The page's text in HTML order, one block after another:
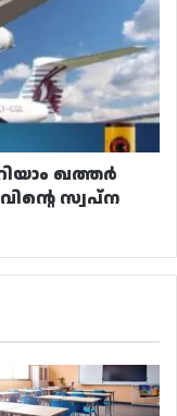
ഖത്തർ
സ്വപ്ന